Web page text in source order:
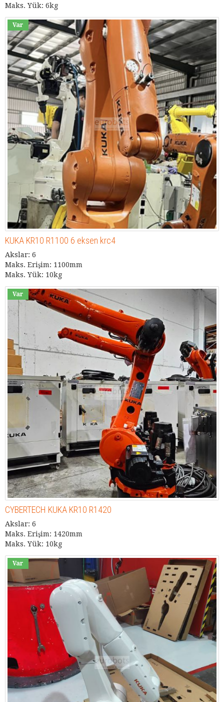
Maks. Yük: 6kg
Var
KUKA KR10 R1100 6 eksen krc4
Akslar: 6
Maks. Erişim: 1100mm
Maks. Yük: 10kg
Var
CYBERTECH KUKA KR10 R1420
Akslar: 6
Maks. Erişim: 1420mm
Maks. Yük: 10kg
Var